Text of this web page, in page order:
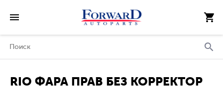
RIO ФАРА ПРАВ БЕЗ КОРРЕКТОР